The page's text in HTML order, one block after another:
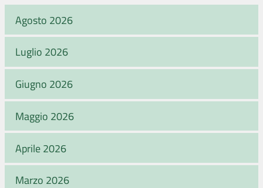
Agosto 2026
Luglio 2026
Giugno 2026
Maggio 2026
Aprile 2026
Marzo 2026